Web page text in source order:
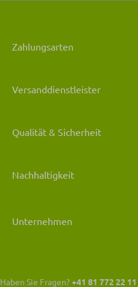
Zahlungsarten
Versanddienstleister
Qualität & Sicherheit
Nachhaltigkeit
Unternehmen
Haben Sie Fragen?+41 81 772 22 11